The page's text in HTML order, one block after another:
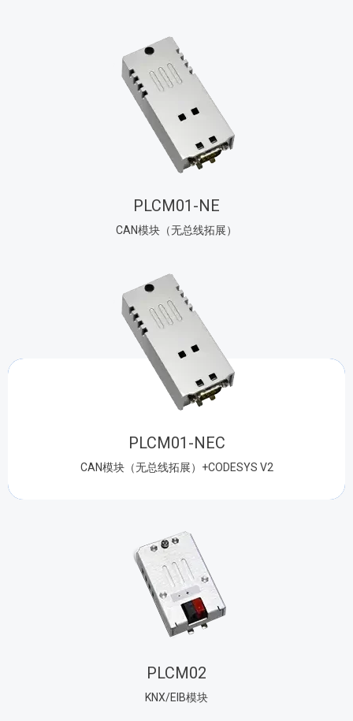
PLCM01-NE
CAN模块（无总线拓展）
PLCM01-NEC
CAN模块（无总线拓展）+CODESYS V2
PLCM02
KNX/EIB模块